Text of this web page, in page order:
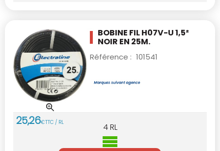
BOBINE FIL H07V-U 1,5²
NOIR EN 25M.
Référence : 101541
25,26€TTC / RL 4RL